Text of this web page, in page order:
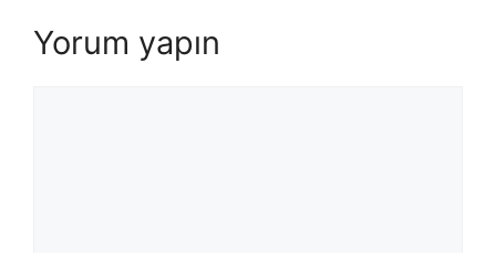
Yorum yapın